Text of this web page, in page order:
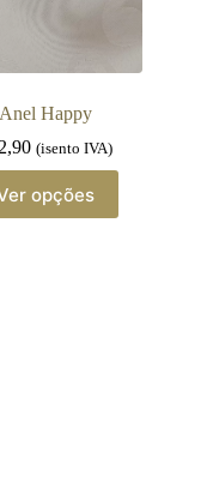
Anel Happy
(isento IVA)
opções
product
has